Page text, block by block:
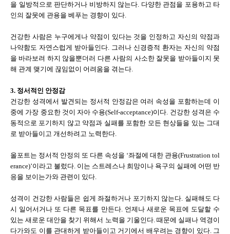
을 일방적으로 판단하거나 비방하지 않는다. 다양한 관점을 포용하고 타
인의 잘못에 관용을 베푸는 경향이 있다.
건강한 사람은 누구에게나 약점이 있다는 것을 인정하고 자신의 약점과
나약함도 자연스럽게 받아들인다. 그러나 신경증적 환자는 자신의 약점
을 바라보려 하지 않을뿐더러 다른 사람의 사소한 잘못을 받아들이지 못
해 관계 맺기에 끊임없이 어려움을 겪는다.
3. 정서적인 안정감
건강한 성격에서 발견되는 정서적 안정감은 여러 속성을 포함하는데 이
중에 가장 중요한 것이 자아 수용(Self-acceptance)이다. 건강한 성격은 수
동적으로 포기하지 않고 약점과 실패를 포함한 모든 현상들을 있는 그대
로 받아들이고 개선하려고 노력한다.
올포트는 정서적 안정의 또 다른 속성을 ‘좌절에 대한 관용(Frustration tol
erance)’이라고 불렀다. 이는 스트레스나 희망이나 욕구의 실패에 어떤 반
응을 보이는가와 관련이 있다.
성격이 건강한 사람들은 쉽게 좌절하거나 포기하지 않는다. 실패해도 다
시 일어서거나 또 다른 목표를 만든다. 언제나 새로운 목표에 도달할 수
있는 새로운 대안을 찾기 위해서 노력을 기울인다. 때문에 실패나 역경이
다가와도 이를 관대하게 받아들이고 거기에서 배우려는 경향이 있다. 그